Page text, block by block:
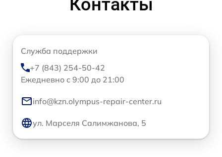
Контакты
Служба поддержки
+7 (843) 254-50-42
Ежедневно с 9:00 до 21:00
info@kzn.olympus-repair-center.ru
ул. Марселя Салимжанова, 5